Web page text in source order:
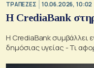
ΤΡΑΠΕΖΕΣ 10.06.2026, 10:02
H CrediaBank
Η CrediaBank συμβάλλει
δημόσιας υγείας - Τι